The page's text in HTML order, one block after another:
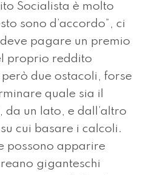
Socialista è molto
sono d’accordo”, ci
pagare un premio
proprio reddito
due ostacoli, forse
quale sia il
da un lato, e dall’altro
cui basare i calcoli.
possono apparire
giganteschi